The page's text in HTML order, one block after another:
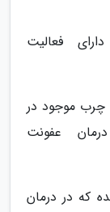
فعالیت
چرب موجود در
عفونت
که در درمان